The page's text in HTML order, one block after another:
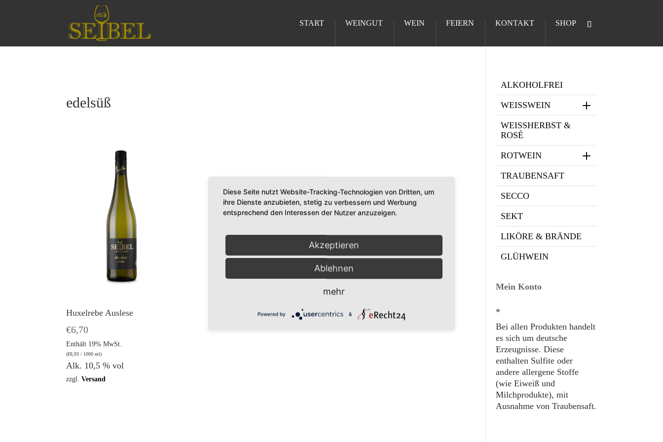
START WEINGUT WEIN FEIERN KONTAKT SHOP
edelsüß
Huxelrebe Auslese
€6,70
Enthält 19% MwSt.
(€8,93 / 1000 ml)
Alk. 10,5 % vol
zzgl.Versand
ALKOHOLFREI
WEISSWEIN
WEISSHERBST & R
OSÉ
ROTWEIN
TRAUBENSAFT
SECCO
SEKT
LIKÖRE & BRÄNDE
GLÜHWEIN
Mein Konto
*
Bei allen Produkten handelt
es sich um deutsche
Erzeugnisse. Diese
enthalten Sulfite oder
andere allergene Stoffe
(wie Eiweiß und
Milchprodukte), mit
Ausnahme von Traubensaft.
Diese Seite nutzt Website-Tracking-Technologien von Dritten, um
ihre Dienste anzubieten, stetig zu verbessern und Werbung
entsprechend den Interessen der Nutzer anzuzeigen.
Akzeptieren
Ablehnen
mehr
Powered by &